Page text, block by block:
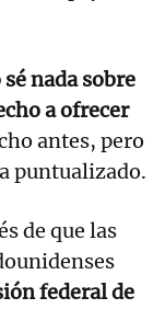
sé nada sobre
a ofrecer
antes, pero
puntualizado.
de que las
federal de